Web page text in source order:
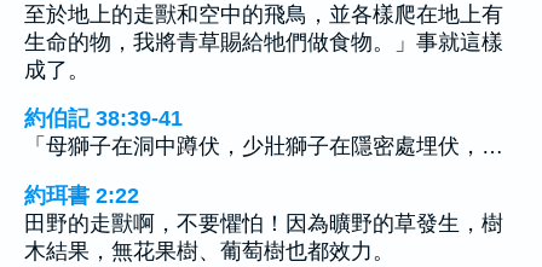
至於地上的走獸和空中的飛鳥，並各樣爬在地上有
生命的物，我將青草賜給牠們做食物。」事就這樣
成了。
約伯記 38:39-41
「母獅子在洞中蹲伏，少壯獅子在隱密處埋伏，…
約珥書 2:22
田野的走獸啊，不要懼怕！因為曠野的草發生，樹
木結果，無花果樹、葡萄樹也都效力。